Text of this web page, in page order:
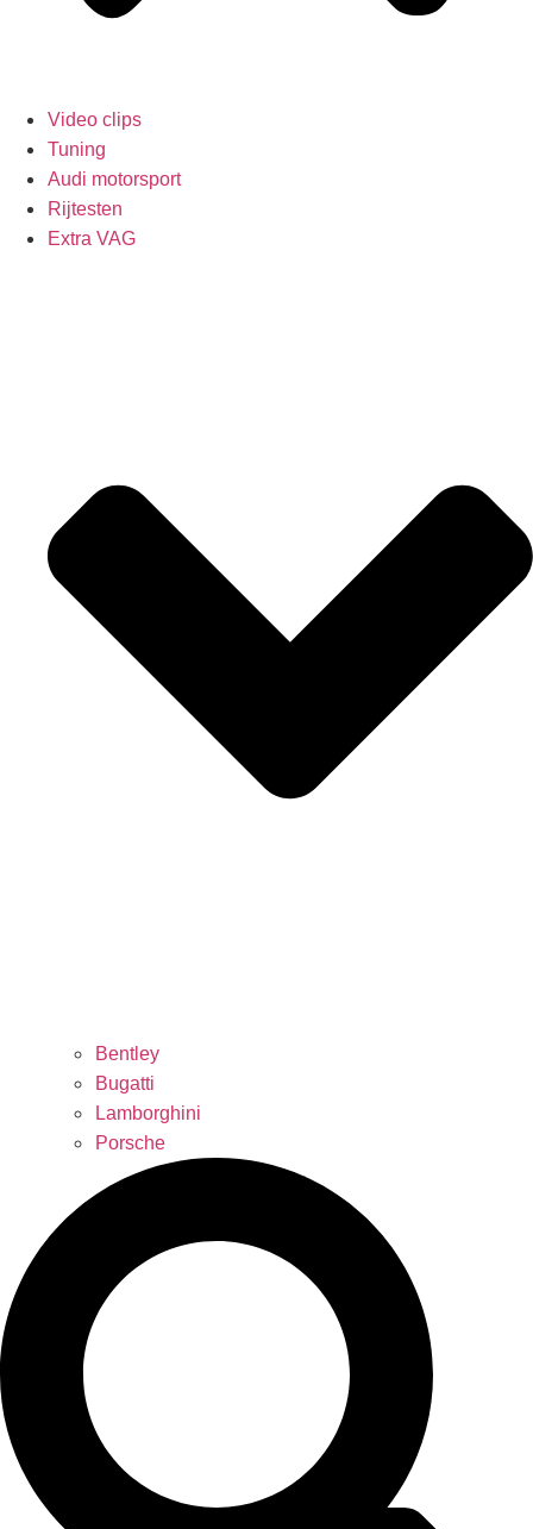
Video clips
Tuning
Audi motorsport
Rijtesten
Extra VAG
Bentley
Bugatti
Lamborghini
Porsche